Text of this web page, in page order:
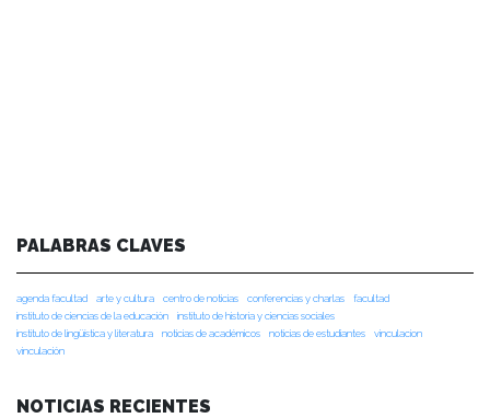
PALABRAS CLAVES
agenda facultad arte y cultura centro de noticias conferencias y charlas
facultad
instituto de ciencias de la educación
instituto de historia y ciencias sociales
instituto de lingüística y literatura
noticias de académicos noticias de estudiantes
vinculacion
vinculación
NOTICIAS RECIENTES